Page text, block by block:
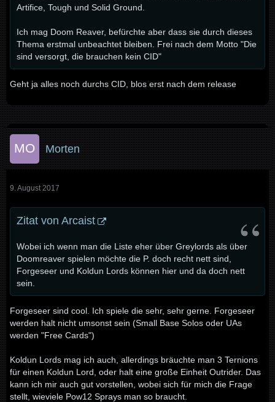
Artifice, Tough und Solid Ground.
Ich mag Doom Reaver, befürchte aber dass sie durch dieses
Thema erstmal unbeachtet bleiben. Frei nach dem Motto "Die
sind versorgt, die brauchen kein CID"
Geht ja alles noch durchs CID, blos erst nach dem release
Morten
9. August 2017
Zitat von Arcaist
Wobei ich wenn man die Liste eher über Greylords als über
Doomreaver spielen möchte die P. doch recht nett sind,
Forgeseer und Koldun Lords können hier und da doch nett
sein.
Forgeseer sind cool. Ich spiele die sehr, sehr gerne. Forgeseer
werden halt nicht umsonst sein (Small Base Solos oder UAs
werden "Free Cards")
Koldun Lords mag ich auch, allerdings bräuchte man 3 Ternions
für einen Koldun Lord, oder halt eine große Einheit Outrider. Das
kann ich mir auch gut vorstellen, wobei sich für mich die Frage
stellt, wieviele Pow12 Sprays man so braucht.